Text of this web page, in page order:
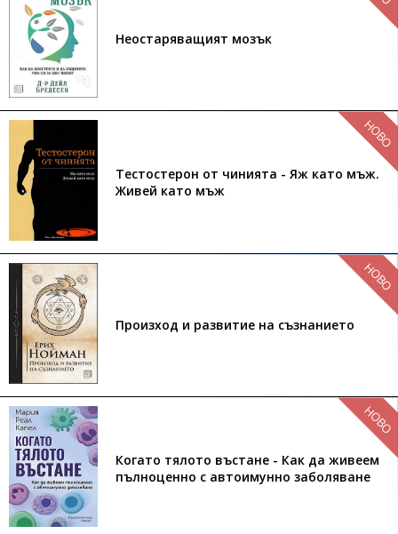
Неостаряващият мозък
Тестостерон от чинията - Яж като мъж.
Живей като мъж
НОВО
Произход и развитие на съзнанието
НОВО
Когато тялото въстане - Как да живеем
пълноценно с автоимунно заболяване
НОВО